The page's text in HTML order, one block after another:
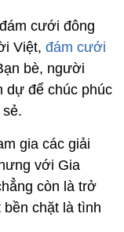
cưới đông
Việt, đám cưới
bè, người
dự để chúc phúc
gia các giải
với Gia
còn là trở
chặt là tình